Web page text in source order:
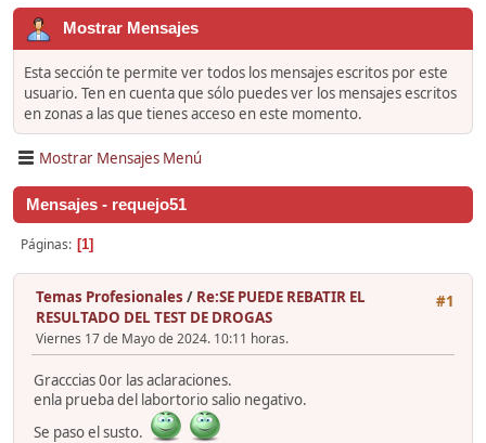
Mostrar Mensajes
Esta sección te permite ver todos los mensajes escritos por este
usuario. Ten en cuenta que sólo puedes ver los mensajes escritos
en zonas a las que tienes acceso en este momento.
Mostrar Mensajes Menú
Mensajes - requejo51
Páginas 1
#1
Temas Profesionales / Re:SE PUEDE REBATIR EL
RESULTADO DEL TEST DE DROGAS
Viernes 17 de Mayo de 2024. 10:11 horas.
Gracccias 0or las aclaraciones.
enla prueba del labortorio salio negativo.
Se paso el susto.